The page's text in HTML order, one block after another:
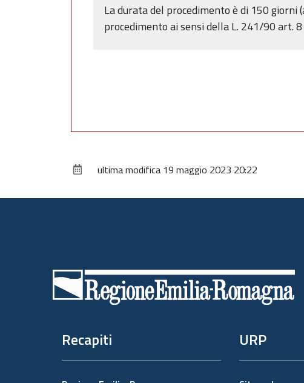
La durata del procedimento è di 150 giorni
procedimento ai sensi della L. 241/90 art.
ultima modifica 19 maggio 2023 20:22
Recapiti URP